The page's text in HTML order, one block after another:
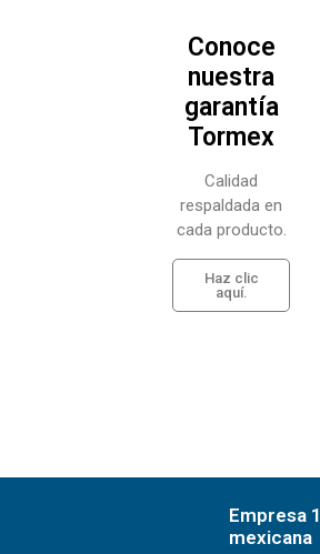
Conoce
nuestra
garantía
Tormex
Calidad
respaldada en
cada producto.
Haz clic
aquí.
Empresa
mexicana